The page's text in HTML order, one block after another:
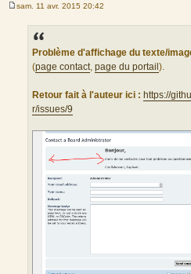
sam. 11 avr. 2015 20:42
Problème d'affichage du texte/
(page contact page du portail).
Retour fait à l'auteur ici : https://
r/issues/9